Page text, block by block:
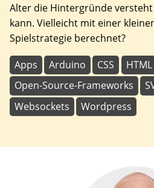
Alter die Hintergründe
kann. Vielleicht mit einer
Spielstrategie berechnet?
Apps Arduino CSS HTML
Open-Source-Frameworks
Websockets
Wordpress